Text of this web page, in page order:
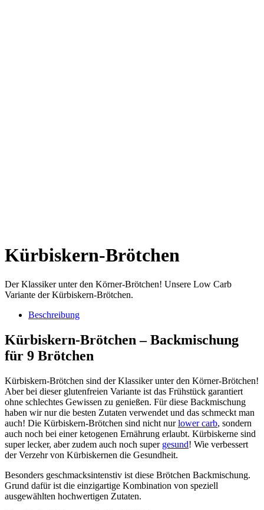
Kürbiskern-Brötchen
Der Klassiker unter den Körner-Brötchen! Unsere Low Carb
Variante der Kürbiskern-Brötchen.
Beschreibung
Kürbiskern-Brötchen – Backmischung
für 9 Brötchen
Kürbiskern-Brötchen sind der Klassiker unter den Körner-Brötchen!
Aber bei dieser glutenfreien Variante ist das Frühstück garantiert
ohne schlechtes Gewissen zu genießen. Für diese Backmischung
haben wir nur die besten Zutaten verwendet und das schmeckt man
auch! Die Kürbiskern-Brötchen sind nicht nurlower carb, sondern
auch noch bei einer ketogenen Ernährung erlaubt. Kürbiskerne sind
super lecker, aber zudem auch noch super gesund! Wie verbessert
der Verzehr von Kürbiskernen die Gesundheit.
Besonders geschmacksintenstiv ist diese Brötchen Backmischung.
Grund dafür ist die einzigartige Kombination von speziell
ausgewählten hochwertigen Zutaten.